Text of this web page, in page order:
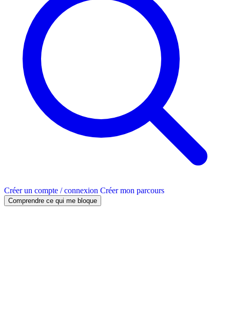
Créer un compte / connexion Créer mon parcours
Comprendre ce qui me bloque